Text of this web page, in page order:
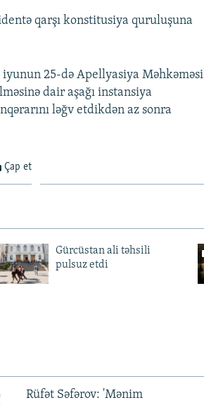
qarşı konstitusiya quruluşuna
25-də Apellyasiya Məhkəməsi
dair aşağı instansiya
ləğv etdikdən az sonra
Çap et
Gürcüstan ali təhsili
pulsuz etdi
Rüfət Səfərov: 'Mənim